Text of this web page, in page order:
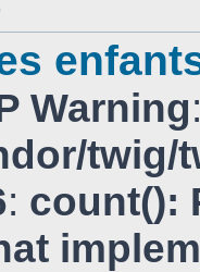
Warning
: count():